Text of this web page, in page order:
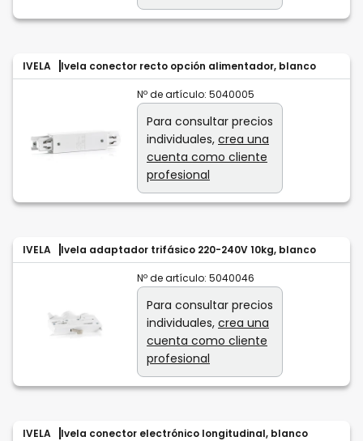
IVELA Ivela conector recto opción alimentador, blanco
Nº de artículo: 5040005
Para consultar precios
individuales, crea una
cuenta como cliente
profesional
IVELA Ivela adaptador trifásico 220-240V 10kg, blanco
Nº de artículo: 5040046
Para consultar precios
individuales, crea una
cuenta como cliente
profesional
IVELA Ivela conector electrónico longitudinal, blanco